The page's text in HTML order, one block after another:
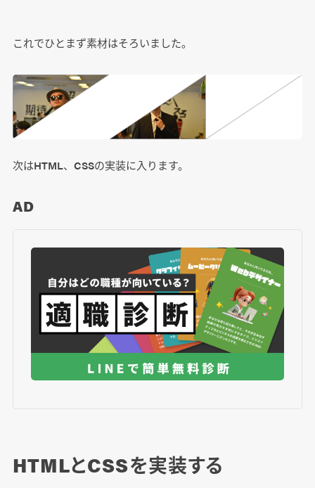
これでひとまず素材はそろいました。
次はHTML、CSSの実装に入ります。
AD
HTMLとCSSを実装する